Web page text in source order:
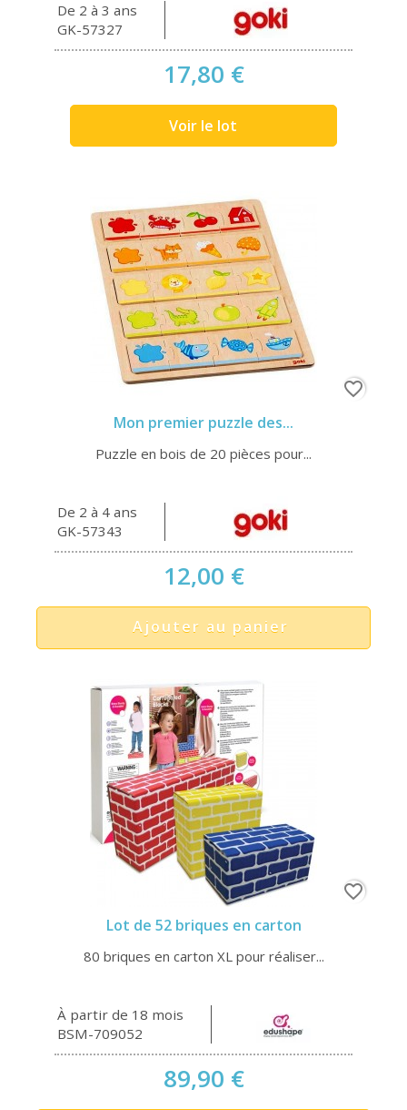
De 2 à 3 ans
GK-57327
17,80 €
Voir le lot
Mon premier puzzle des...
Puzzle en bois de 20 pièces pour...
De 2 à 4 ans
GK-57343
12,00 €
Ajouter au panier
favorite_border
Lot de 52 briques en carton
80 briques en carton XL pour réaliser...
À partir de 18 mois
BSM-709052
89,90 €
favorite_border